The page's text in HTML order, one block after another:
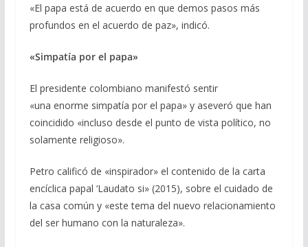
«El papa está de acuerdo en que demos pasos más
profundos en el acuerdo de paz», indicó.
«Simpatía por el papa»
El presidente colombiano manifestó sentir
«una enorme simpatía por el papa» y aseveró que han
coincidido «incluso desde el punto de vista político, no
solamente religioso».
Petro calificó de «inspirador» el contenido de la carta
encíclica papal ‘Laudato si» (2015), sobre el cuidado de
la casa común y «este tema del nuevo relacionamiento
del ser humano con la naturaleza».